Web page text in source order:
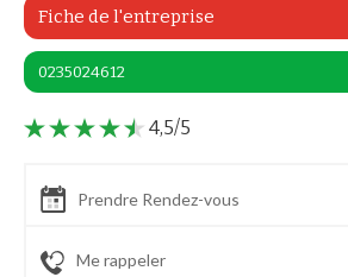
Fiche de l'entreprise
0235024612
4,5/5
Prendre Rendez-vous
Me rappeler